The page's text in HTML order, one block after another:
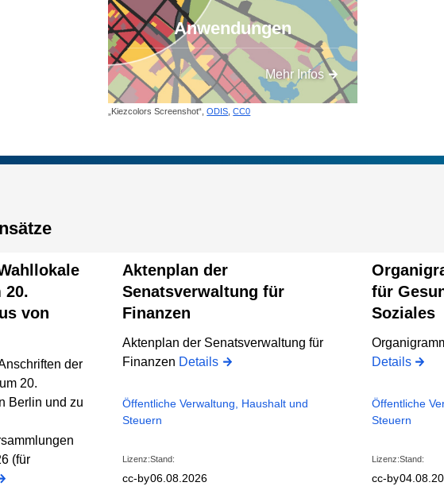
Anwendungen
Mehr Infos
„Kiezcolors Screenshot“,ODIS ,CC0
20.
von
der
20.
Berlin und zu
(für
Aktenplan der
Senatsverwaltung für
Finanzen
Aktenplan der Senatsverwaltung für
Finanzen Details
Öffentliche Verwaltung, Haushalt und
Steuern
Lizenz:
cc-by
Stand:
06.08.2026
für
Soziales
Details
Öffentliche
Steuern
Lizenz:
cc-by
Stand: